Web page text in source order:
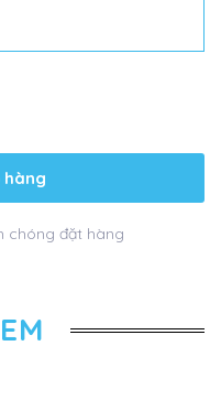
hàng
chóng đặt hàng